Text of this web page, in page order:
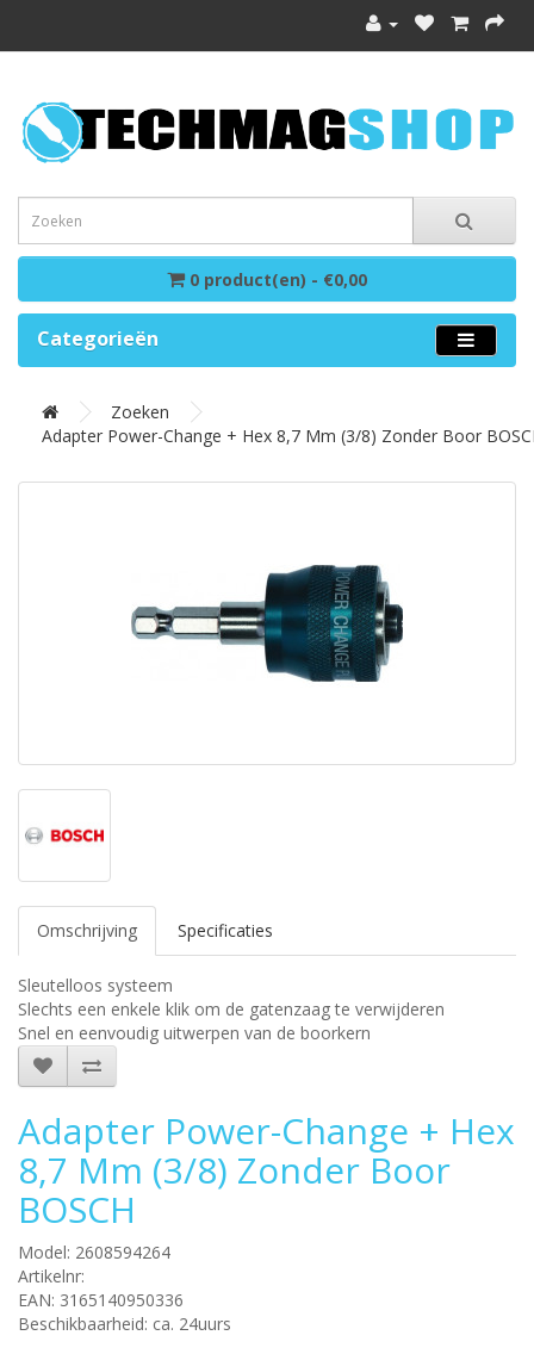
0 product(en) - €0,00
Categorieën
Zoeken
Adapter Power-Change + Hex 8,7 Mm (3/8) Zonder Boor
Omschrijving Specificaties
Sleutelloos systeem
Slechts een enkele klik om de gatenzaag te verwijderen
Snel en eenvoudig uitwerpen van de boorkern
Adapter Power-Change + Hex
8,7 Mm (3/8) Zonder Boor
BOSCH
Model: 2608594264
Artikelnr:
EAN: 3165140950336
Beschikbaarheid: ca. 24uurs